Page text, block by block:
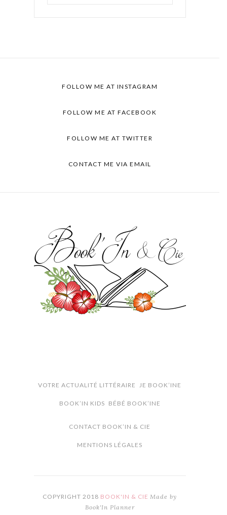
FOLLOW ME AT INSTAGRAM
FOLLOW ME AT FACEBOOK
FOLLOW ME AT TWITTER
CONTACT ME VIA EMAIL
VOTRE ACTUALITÉ LITTÉRAIRE JE BOOK’INE
BOOK’IN KIDS BÉBÉ BOOK’INE
CONTACT BOOK’IN & CIE
MENTIONS LÉGALES
COPYRIGHT 2018 BOOK'IN & CIE Made by
Book'In Planner